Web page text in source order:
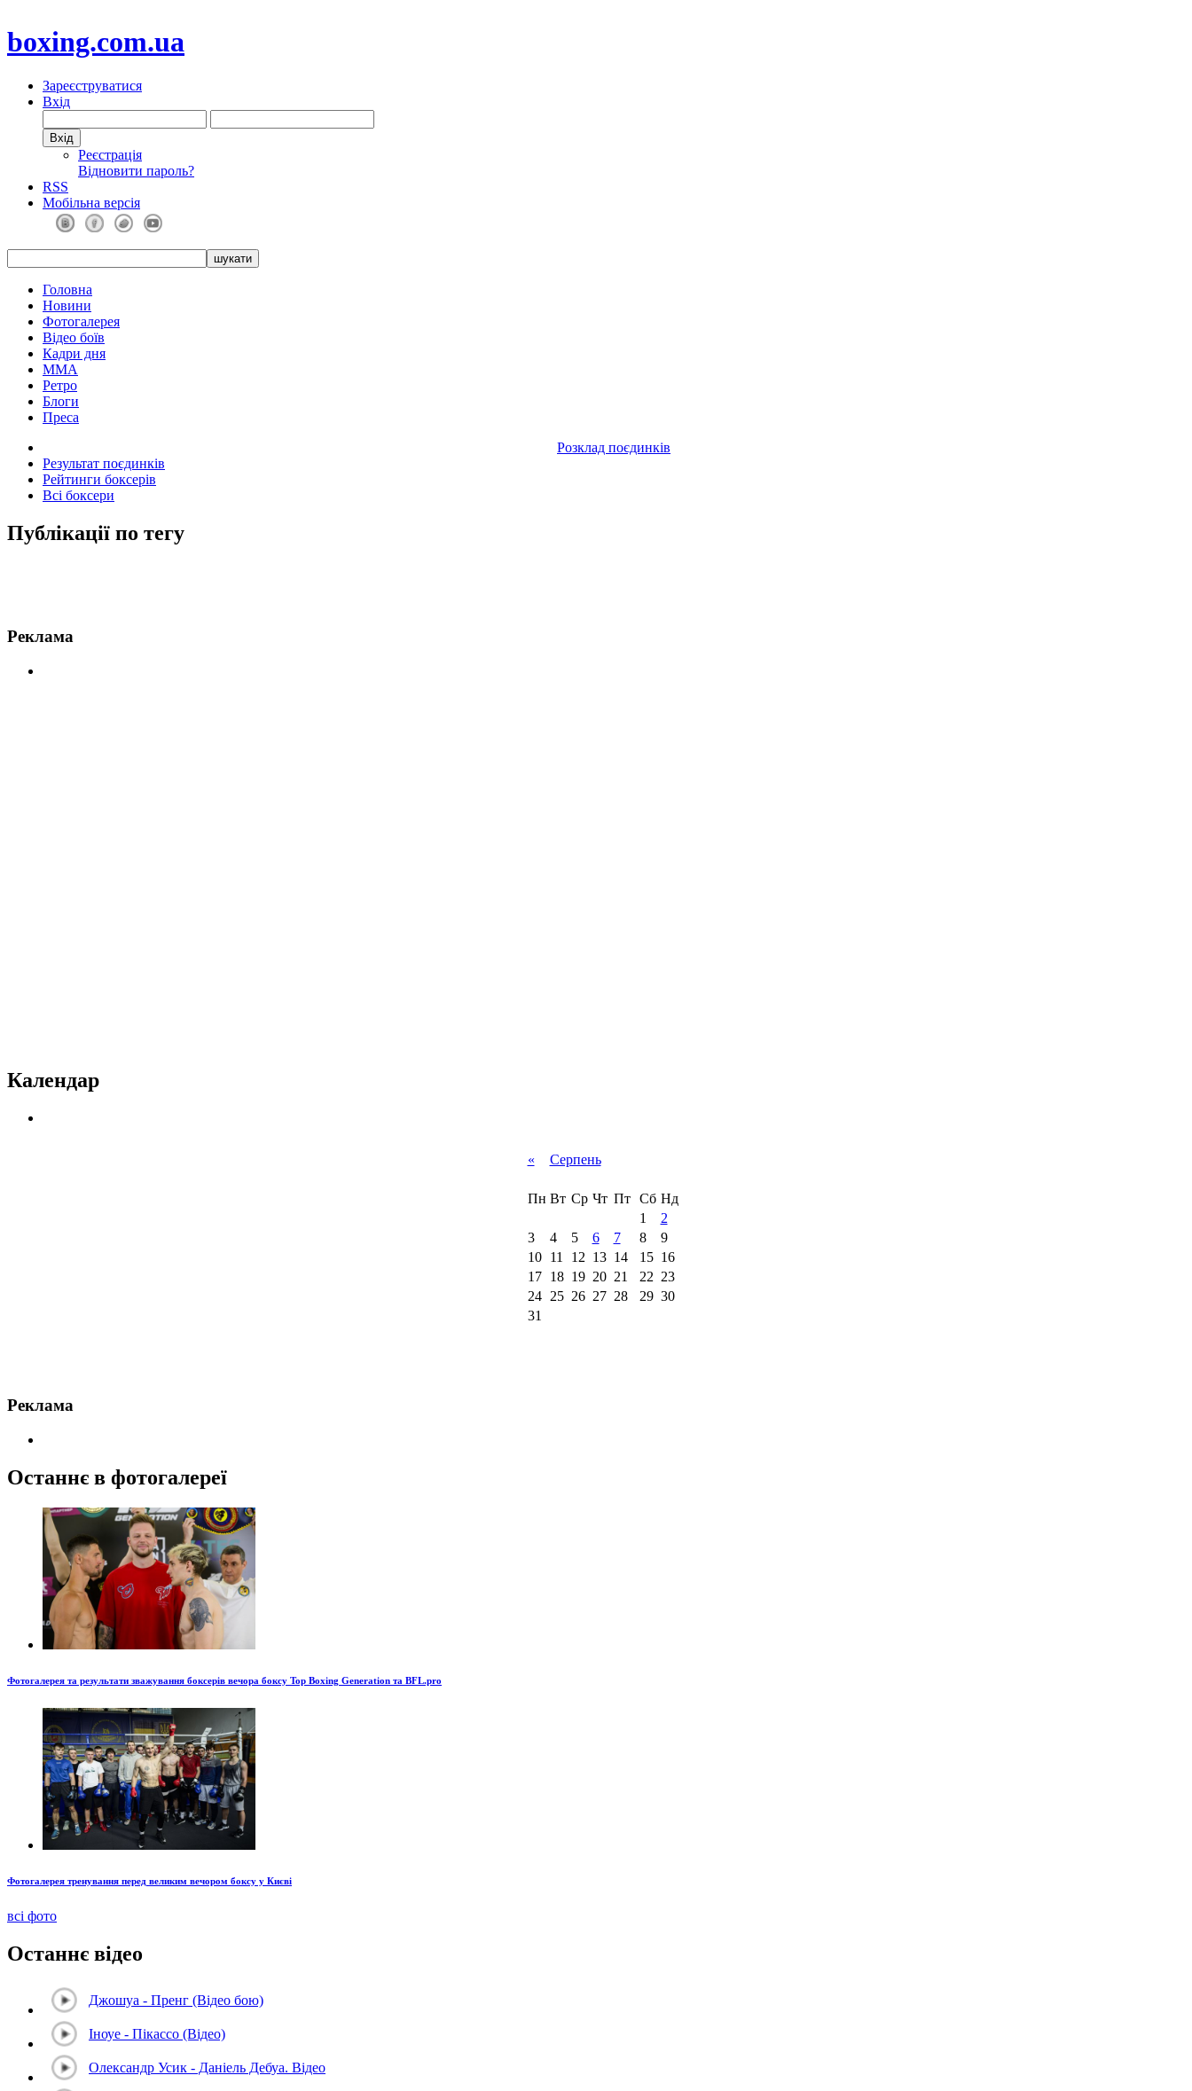
boxing.com.ua
Зареєструватися
Вхід
Реєстрація
Відновити пароль?
RSS
Мобільна версія
Головна
Новини
Фотогалерея
Відео боїв
Кадри дня
ММА
Ретро
Блоги
Преса
Розклад поєдинків
Результат поєдинків
Рейтинги боксерів
Всі боксери
Публікації по тегу
Реклама
Календар
« Серпень
Пн Вт Ср Чт Пт Сб Нд
1
2
3
4 5 6 7 8
9
10
11 12 13 14 15 16
17
18 19 20 21 22 23
24
25 26 27 28 29 30
31
Реклама
Останнє в фотогалереї
Фотогалерея та результати зважування боксерів вечора боксу Top Boxing Generation та BFL.pro
Фотогалерея тренування перед великим вечором боксу у Києві
всі фото
Останнє відео
Джошуа - Пренг (Відео бою)
Іноуе - Пікассо (Відео)
Олександр Усик - Даніель Дебуа. Відео